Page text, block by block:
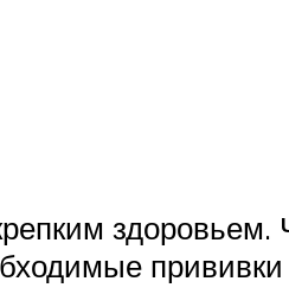
здоровьем.
прививки